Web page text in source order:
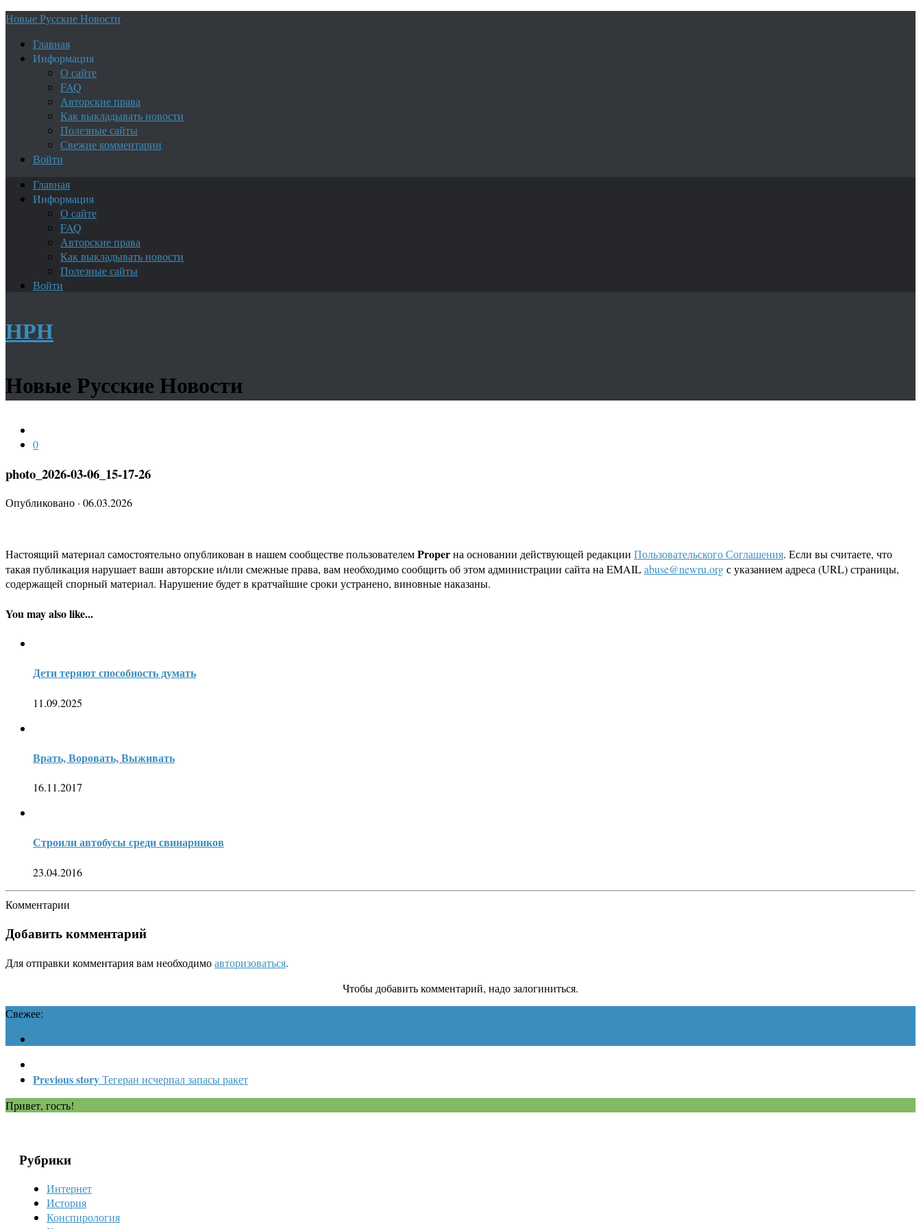
Новые Русские Новости
Главная
Информация
О сайте
FAQ
Авторские права
Как выкладывать новости
Полезные сайты
Свежие комментарии
Войти
Главная
Информация
О сайте
FAQ
Авторские права
Как выкладывать новости
Полезные сайты
Войти
НРН
Новые Русские Новости
0
photo_2026-03-06_15-17-26
Опубликовано · 06.03.2026
Настоящий материал самостоятельно опубликован в нашем сообществе пользователемProperна основании действующей редакции Пользовательского Соглашения. Если вы считаете, что
такая публикация нарушает ваши авторские и/или смежные права, вам необходимо сообщить об этом администрации сайта на EMAILabuse@newru.orgс указанием адреса (URL) страницы,
содержащей спорный материал. Нарушение будет в кратчайшие сроки устранено, виновные наказаны.
You may also like...
Дети теряют способность думать
11.09.2025
Врать, Воровать, Выживать
16.11.2017
Строили автобусы среди свинарников
23.04.2016
Комментарии
Добавить комментарий
Для отправки комментария вам необходимоавторизоваться.
Чтобы добавить комментарий, надо залогиниться.
Свежее:
Previous storyТегеран исчерпал запасы ракет
Привет, гость!
Рубрики
Интернет
История
Конспирология